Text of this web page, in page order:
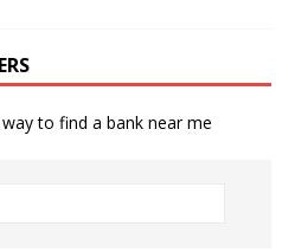
to find a bank near me